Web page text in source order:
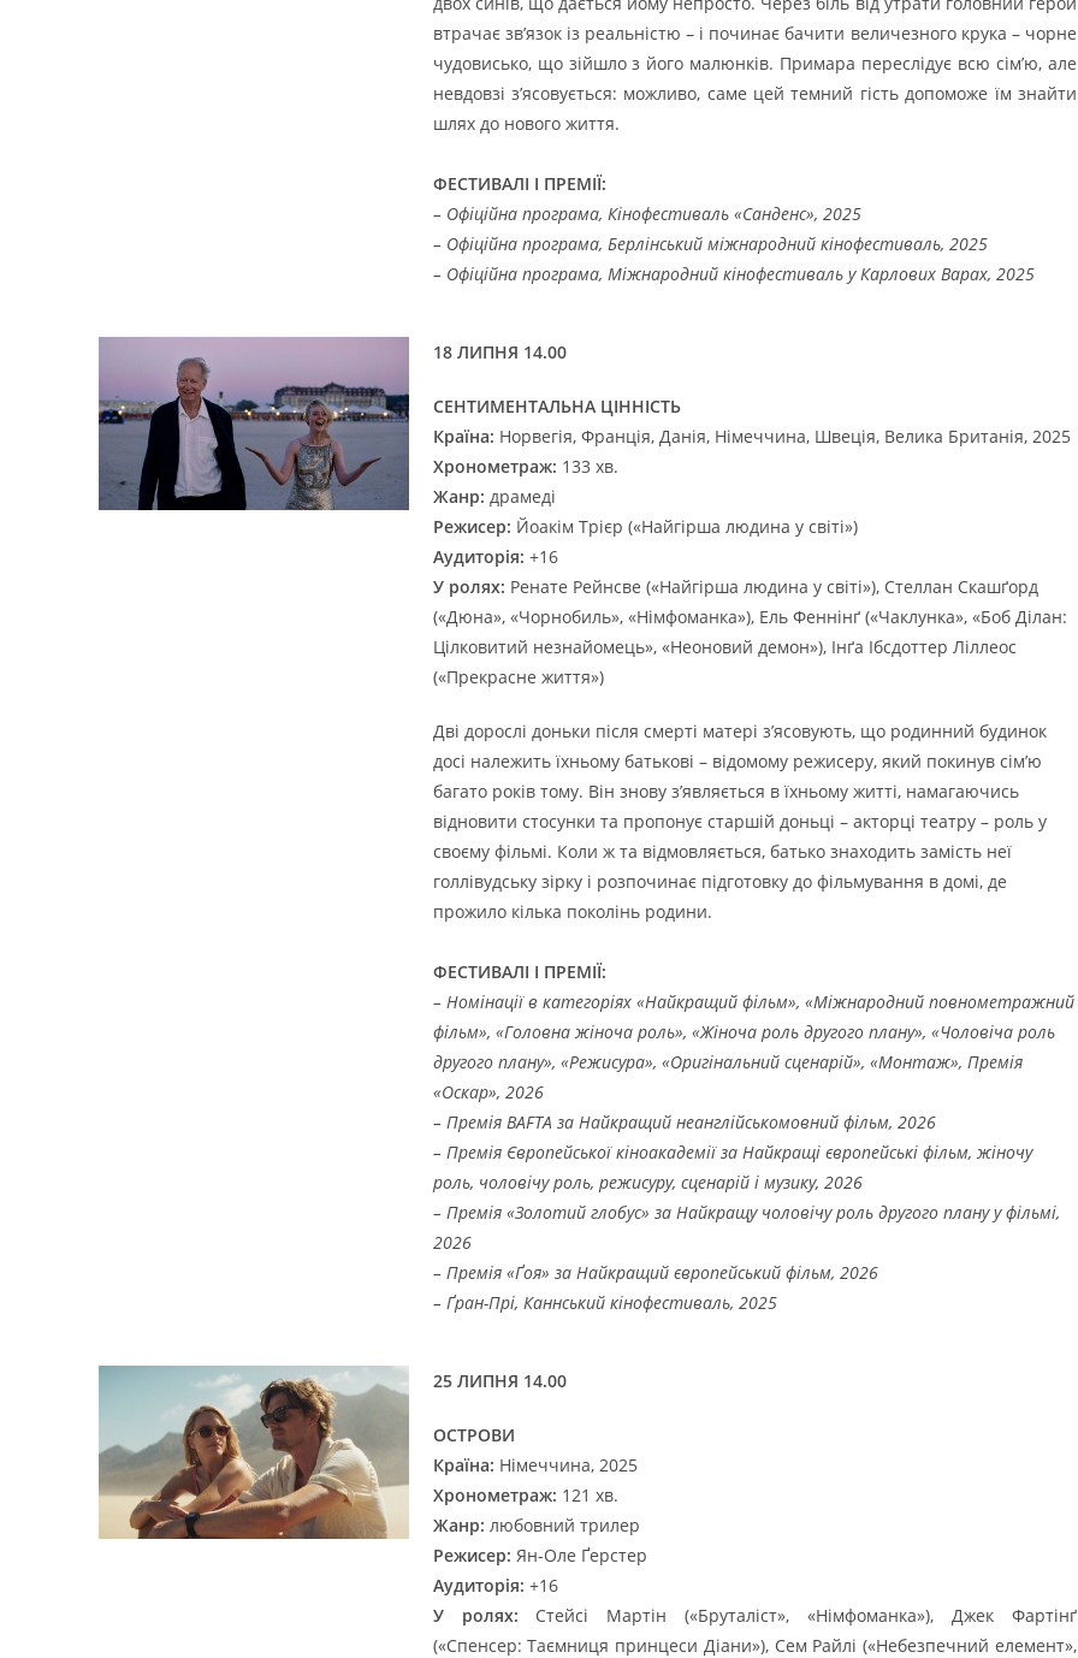
втрачає зв’язок із реальністю – і починає бачити величезного крука – чорне
чудовисько, що зійшло з його малюнків. Примара переслідує всю сім’ю, але
невдовзі з’ясовується: можливо, саме цей темний гість допоможе їм знайти
шлях до нового життя.
ФЕСТИВАЛІ І ПРЕМІЇ:
– Офіційна програма, Кінофестиваль «Санденс», 2025
– Офіційна програма, Берлінський міжнародний кінофестиваль, 2025
– Офіційна програма, Міжнародний кінофестиваль у Карлових Варах, 2025
18 ЛИПНЯ 14.00
СЕНТИМЕНТАЛЬНА ЦІННІСТЬ
Країна: Норвегія, Франція, Данія, Німеччина, Швеція, Велика Британія, 2025
Хронометраж: 133 хв.
Жанр: драмеді
Режисер: Йоакім Трієр («Найгірша людина у світі»)
Аудиторія: +16
У ролях: Ренате Рейнсве («Найгірша людина у світі»), Стеллан Скашґорд
(«Дюна», «Чорнобиль», «Німфоманка»), Ель Феннінґ («Чаклунка», «Боб Ділан:
Цілковитий незнайомець», «Неоновий демон»), Інґа Ібсдоттер Ліллеос
(«Прекрасне життя»)
Дві дорослі доньки після смерті матері з’ясовують, що родинний будинок
досі належить їхньому батькові – відомому режисеру, який покинув сім’ю
багато років тому. Він знову з’являється в їхньому житті, намагаючись
відновити стосунки та пропонує старшій доньці – акторці театру – роль у
своєму фільмі. Коли ж та відмовляється, батько знаходить замість неї
голлівудську зірку і розпочинає підготовку до фільмування в домі, де
прожило кілька поколінь родини.
ФЕСТИВАЛІ І ПРЕМІЇ:
– Номінації в категоріях «Найкращий фільм», «Міжнародний повнометражний
фільм», «Головна жіноча роль», «Жіноча роль другого плану», «Чоловіча роль
другого плану», «Режисура», «Оригінальний сценарій», «Монтаж», Премія
«Оскар», 2026
– Премія BAFTA за Найкращий неанглійськомовний фільм, 2026
– Премія Європейської кіноакадемії за Найкращі європейські фільм, жіночу
роль, чоловічу роль, режисуру, сценарій і музику, 2026
– Премія «Золотий глобус» за Найкращу чоловічу роль другого плану у фільмі,
2026
– Премія «Ґоя» за Найкращий європейський фільм, 2026
– Ґран-Прі, Каннський кінофестиваль, 2025
25 ЛИПНЯ 14.00
ОСТРОВИ
Країна: Німеччина, 2025
Хронометраж: 121 хв.
Жанр: любовний трилер
Режисер: Ян-Оле Ґерстер
Аудиторія: +16
У ролях: Стейсі Мартін («Бруталіст», «Німфоманка»), Джек Фартінґ
(«Спенсер: Таємниця принцеси Діани»), Сем Райлі («Небезпечний елемент»,